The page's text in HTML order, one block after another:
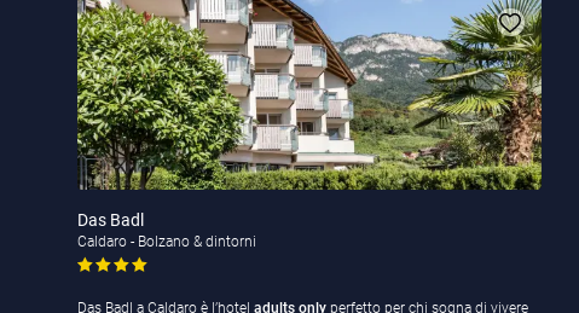
Das Badl
Caldaro - Bolzano & dintorni
Das Badl a Caldaro è l’hotel adults only perfetto per chi sogna di vivere